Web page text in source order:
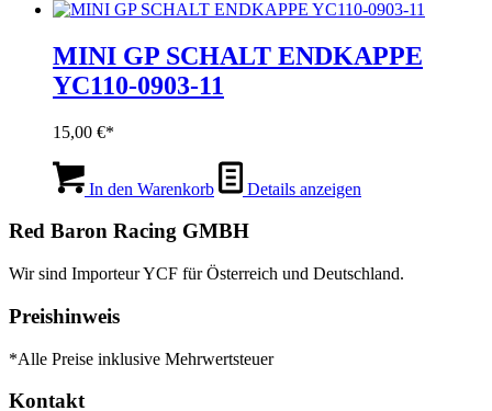
MINI GP SCHALT ENDKAPPE
YC110-0903-11
15,00 €
In den Warenkorb Details anzeigen
Red Baron Racing GMBH
Wir sind Importeur YCF für Österreich und Deutschland.
Preishinweis
*Alle Preise inklusive Mehrwertsteuer
Kontakt